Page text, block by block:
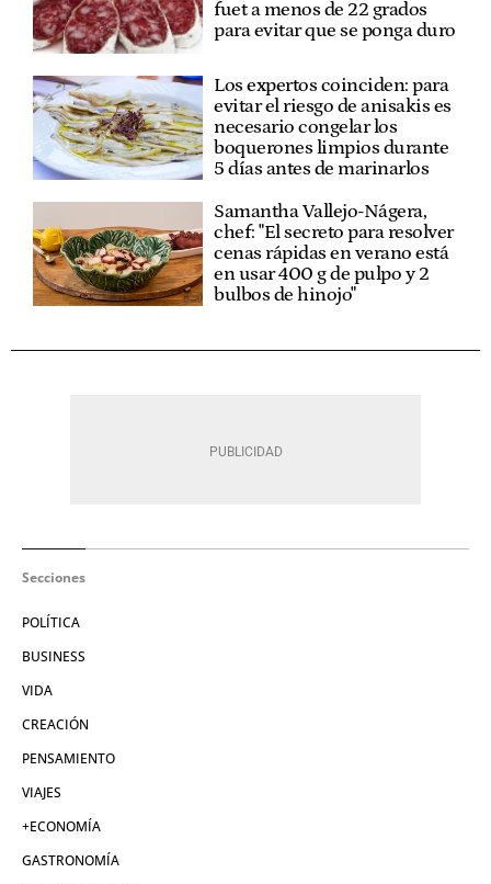
fuet a menos de 22 grados
para evitar que se ponga duro
Los expertos coinciden: para
evitar el riesgo de anisakis es
necesario congelar los
boquerones limpios durante
5 días antes de marinarlos
Samantha Vallejo-Nágera,
chef: "El secreto para resolver
cenas rápidas en verano está
en usar 400 g de pulpo y 2
bulbos de hinojo"
Secciones
POLÍTICA
BUSINESS
VIDA
CREACIÓN
PENSAMIENTO
VIAJES
+ECONOMÍA
GASTRONOMÍA